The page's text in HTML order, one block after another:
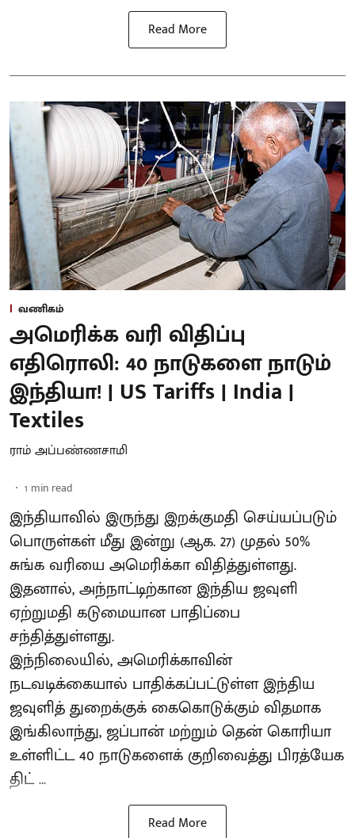
Read More
வணிகம்
அமெரிக்க வரி விதிப்பு
எதிரொலி: 40 நாடுகளை நாடும்
இந்தியா! | US Tariffs | India |
Textiles
ராம் அப்பண்ணசாமி
1 min read
இந்தியாவில் இருந்து இறக்குமதி செய்யப்படும்
பொருள்கள் மீது இன்று (ஆக. 27) முதல் 50%
சுங்க வரியை அமெரிக்கா விதித்துள்ளது.
இதனால், அந்நாட்டிற்கான இந்திய ஜவுளி
ஏற்றுமதி கடுமையான பாதிப்பை
சந்தித்துள்ளது.
இந்நிலையில், அமெரிக்காவின்
நடவடிக்கையால் பாதிக்கப்பட்டுள்ள இந்திய
ஜவுளித் துறைக்குக் கைகொடுக்கும் விதமாக
இங்கிலாந்து, ஜப்பான் மற்றும் தென் கொரியா
உள்ளிட்ட 40 நாடுகளைக் குறிவைத்து பிரத்யேக
திட் ...
Read More